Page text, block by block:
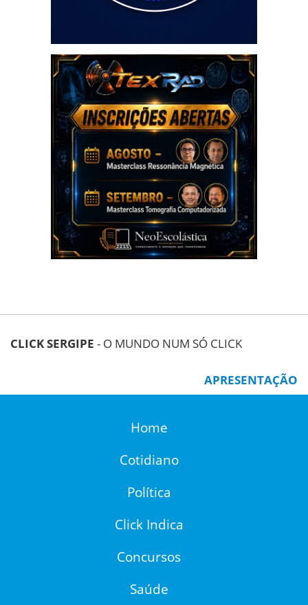
CLICK SERGIPE - O MUNDO NUM SÓ CLICK
APRESENTAÇÃO
Home
Cotidiano
Política
Click Indica
Concursos
Saúde